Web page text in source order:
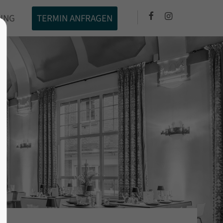
About us
Lorem ipsum dolor sit amet,
consectetuer adipiscing elit.
Aenean commodo ligula eget dolor.
Aenean massa. Cum sociis natoque
penatibus et magnis dis parturient
montes, nascetur ridiculus mus.
Donec quam felis, ultricies nec.
TERMIN ANFRAGEN